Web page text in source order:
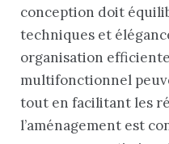
conception doit
techniques et
organisation
multifonctionnel
tout en facilitant les
l’aménagement est